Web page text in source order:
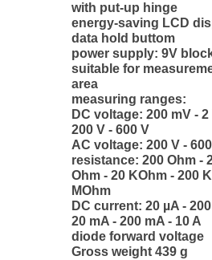
with put-up hinge
energy-saving LCD
data hold buttom
power supply: 9V
suitable for
area
measuring ranges:
DC voltage: 200 mV - 2
200 V - 600 V
AC voltage: 200 V -
resistance: 200 Ohm -
Ohm - 20 KOhm - 200
MOhm
DC current: 20 µA -
20 mA - 200 mA - 10 A
diode forward voltage
Gross weight 439 g